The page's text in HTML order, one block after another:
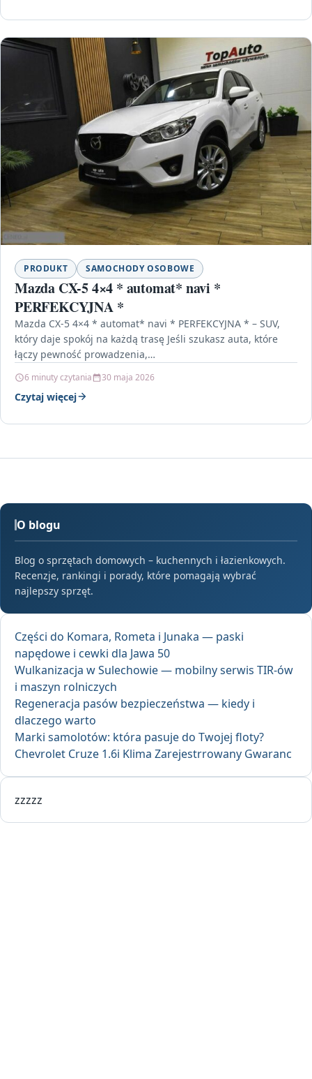
PRODUKT SAMOCHODY OSOBOWE
Mazda CX-5 4×4 * automat* navi *
PERFEKCYJNA *
Mazda CX-5 4×4 * automat* navi * PERFEKCYJNA * – SUV,
który daje spokój na każdą trasę Jeśli szukasz auta, które
łączy pewność prowadzenia,…
6 minuty czytania 30 maja 2026
Czytaj więcej
O blogu
Blog o sprzętach domowych – kuchennych i łazienkowych.
Recenzje, rankingi i porady, które pomagają wybrać
najlepszy sprzęt.
Części do Komara, Rometa i Junaka — paski
napędowe i cewki dla Jawa 50
Wulkanizacja w Sulechowie — mobilny serwis TIR-ów
i maszyn rolniczych
Regeneracja pasów bezpieczeństwa — kiedy i
dlaczego warto
Marki samolotów: która pasuje do Twojej floty?
Chevrolet Cruze 1.6i Klima Zarejestrrowany Gwaranc
zzzzz